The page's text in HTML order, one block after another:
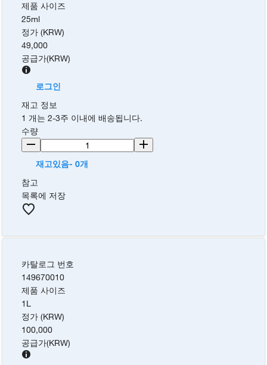
제품 사이즈
25ml
정가 (KRW)
49,000
공급가(KRW)
로그인
재고 정보
1 개는 2-3주 이내에 배송됩니다.
수량
재고있음- 0개
참고
목록에 저장
카탈로그 번호
149670010
제품 사이즈
1L
정가 (KRW)
100,000
공급가(KRW)